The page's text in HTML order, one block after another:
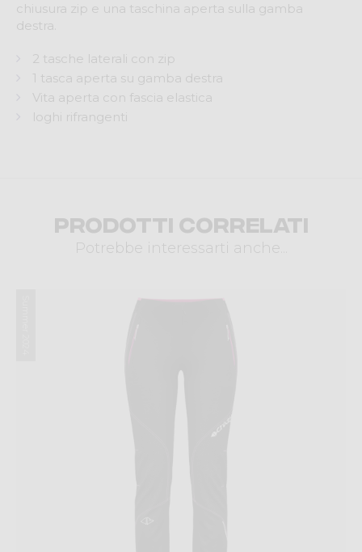
chiusura zip e una taschina aperta sulla gamba
destra.
2 tasche laterali con zip
1 tasca aperta su gamba destra
Vita aperta con fascia elastica
loghi rifrangenti
Prodotti correlati
Potrebbe interessarti anche...